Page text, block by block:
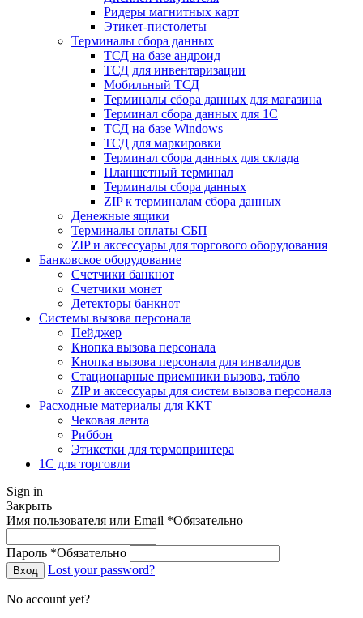
Ридеры магнитных карт
Этикет-пистолеты
Терминалы сбора данных
ТСД на базе андроид
ТСД для инвентаризации
Мобильный ТСД
Терминалы сбора данных для магазина
Терминал сбора данных для 1C
ТСД на базе Windows
ТСД для маркировки
Терминал сбора данных для склада
Планшетный терминал
Терминалы сбора данных
ZIP к терминалам сбора данных
Денежные ящики
Терминалы оплаты СБП
ZIP и аксессуары для торгового оборудования
Банковское оборудование
Счетчики банкнот
Счетчики монет
Детекторы банкнот
Системы вызова персонала
Пейджер
Кнопка вызова персонала
Кнопка вызова персонала для инвалидов
Стационарные приемники вызова, табло
ZIP и аксессуары для систем вызова персонала
Расходные материалы для ККТ
Чековая лента
Риббон
Этикетки для термопринтера
1С для торговли
Sign in
Закрыть
Имя пользователя или Email *Обязательно
Пароль *Обязательно
Вход Lost your password?
No account yet?